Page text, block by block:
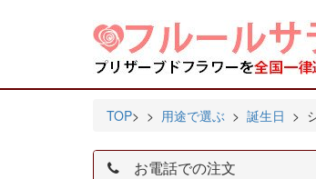
TOP> > 用途で選ぶ > 誕生日 >
お電話での注文